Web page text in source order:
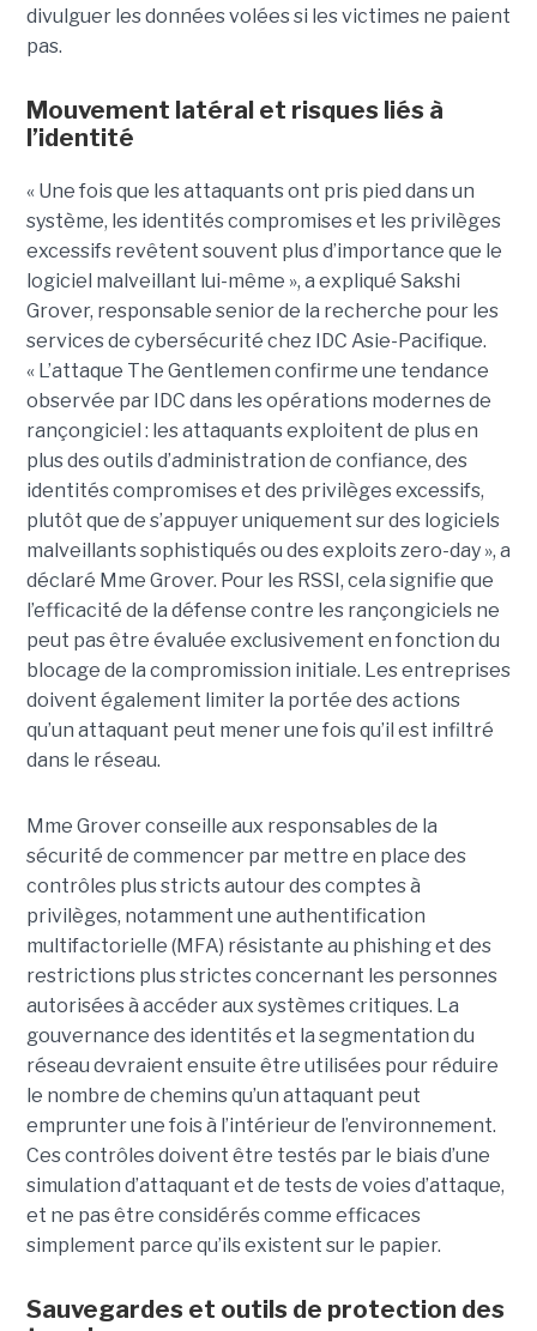
divulguer les données volées si les victimes ne paient
pas.
Mouvement latéral et risques liés à
l’identité
« Une fois que les attaquants ont pris pied dans un
système, les identités compromises et les privilèges
excessifs revêtent souvent plus d’importance que le
logiciel malveillant lui-même », a expliqué Sakshi
Grover, responsable senior de la recherche pour les
services de cybersécurité chez IDC Asie-Pacifique.
« L’attaque The Gentlemen confirme une tendance
observée par IDC dans les opérations modernes de
rançongiciel : les attaquants exploitent de plus en
plus des outils d’administration de confiance, des
identités compromises et des privilèges excessifs,
plutôt que de s’appuyer uniquement sur des logiciels
malveillants sophistiqués ou des exploits zero-day », a
déclaré Mme Grover. Pour les RSSI, cela signifie que
l’efficacité de la défense contre les rançongiciels ne
peut pas être évaluée exclusivement en fonction du
blocage de la compromission initiale. Les entreprises
doivent également limiter la portée des actions
qu’un attaquant peut mener une fois qu’il est infiltré
dans le réseau.
Mme Grover conseille aux responsables de la
sécurité de commencer par mettre en place des
contrôles plus stricts autour des comptes à
privilèges, notamment une authentification
multifactorielle (MFA) résistante au phishing et des
restrictions plus strictes concernant les personnes
autorisées à accéder aux systèmes critiques. La
gouvernance des identités et la segmentation du
réseau devraient ensuite être utilisées pour réduire
le nombre de chemins qu’un attaquant peut
emprunter une fois à l’intérieur de l’environnement.
Ces contrôles doivent être testés par le biais d’une
simulation d’attaquant et de tests de voies d’attaque,
et ne pas être considérés comme efficaces
simplement parce qu’ils existent sur le papier.
Sauvegardes et outils de protection des